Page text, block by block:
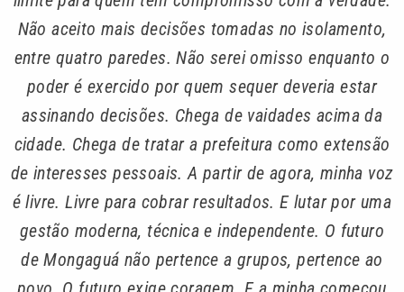
Não aceito mais decisões tomadas no isolamento,
entre quatro paredes. Não serei omisso enquanto o
poder é exercido por quem sequer deveria estar
assinando decisões. Chega de vaidades acima da
cidade. Chega de tratar a prefeitura como extensão
de interesses pessoais. A partir de agora, minha voz
é livre. Livre para cobrar resultados. E lutar por uma
gestão moderna, técnica e independente. O futuro
de Mongaguá não pertence a grupos, pertence ao